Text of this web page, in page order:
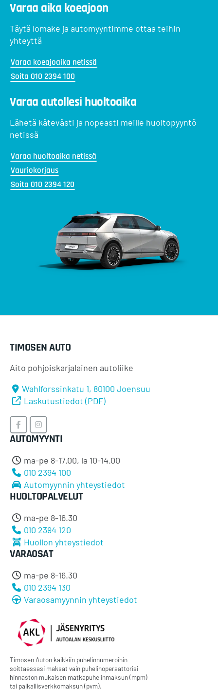
Varaa aika koeajoon
Täytä lomake ja automyyntimme ottaa teihin
yhteyttä
Varaa koeajoaika netissä
Soita 010 2394 100
Varaa autollesi huoltoaika
Lähetä kätevästi ja nopeasti meille huoltopyyntö
netissä
Varaa huoltoaika netissä
Vauriokorjaus
Soita 010 2394 120
TIMOSEN AUTO
Aito pohjoiskarjalainen autoliike
Wahlforssinkatu 1, 80100 Joensuu
Laskutustiedot (PDF)
Timosen
Auto
Facebookissa
Timosen
Auto
AUTOMYYNTI
ma-pe 8-17.00, la 10-14.00
010 2394 100
Automyynnin yhteystiedot
HUOLTOPALVELUT
ma-pe 8-16.30
010 2394 120
Huollon yhteystiedot
VARAOSAT
ma-pe 8-16.30
010 2394 130
Varaosamyynnin yhteystiedot
Timosen Auton kaikkiin puhelinnumeroihin
soittaessasi maksat vain puhelinoperaattorisi
hinnaston mukaisen matkapuhelinmaksun (mpm)
tai paikallisverkkomaksun (pvm).